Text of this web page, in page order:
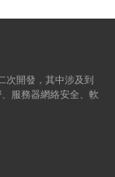
次開發，其中涉及到
服務器網絡安全、軟